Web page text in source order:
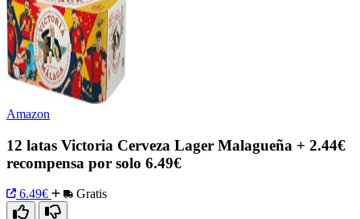
Amazon
12 latas Victoria Cerveza Lager Malagueña + 2.44€
recompensa por solo 6.49€
6.49€ Gratis